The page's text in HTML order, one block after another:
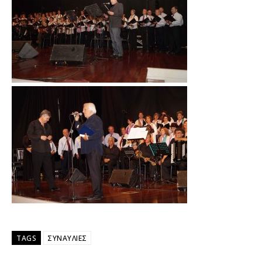
TAGS ΣΥΝΑΥΛΙΕΣ